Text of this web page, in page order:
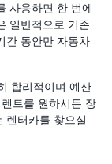
사용하면 한 번에
일반적으로 기존
간 동안만 자동차
합리적이며 예산
트를 원하시든 장
렌터카를 찾으실